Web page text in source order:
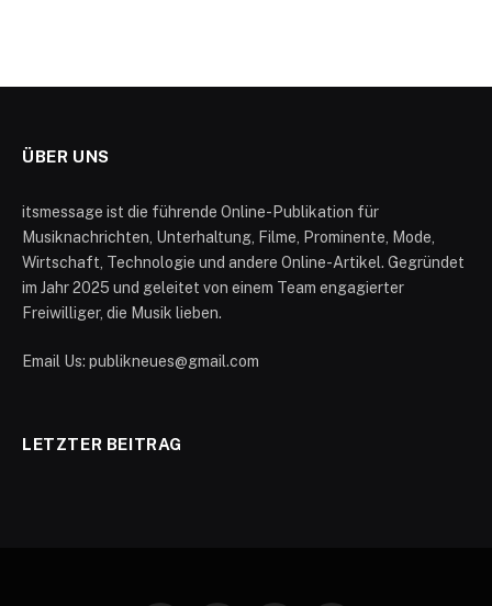
ÜBER UNS
itsmessage ist die führende Online-Publikation für
Musiknachrichten, Unterhaltung, Filme, Prominente, Mode,
Wirtschaft, Technologie und andere Online-Artikel. Gegründet
im Jahr 2025 und geleitet von einem Team engagierter
Freiwilliger, die Musik lieben.
Email Us: publikneues@gmail.com
LETZTER BEITRAG